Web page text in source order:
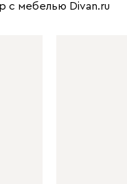
с мебелью Divan.ru